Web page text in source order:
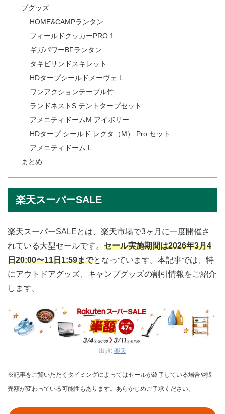
プグッズ
HOME&CAMPランタン
フィールドクッカーPRO.1
ギガパワーBFランタン
タキビサンドスキレット
HDタープシールドメーヴェ L
ワンアクションテーブル竹
ランドネストS テントタープセット
アメニティドームM アイボリー
HDタープ シールド レクタ（M） Pro セット
アメニティドーム L
まとめ
楽天スーパーSALE
楽天スーパーSALEとは、楽天市場で3ヶ月に一度開催さ
れている大型セールです。 セール実施期間は2026年3月4
日20:00〜11日1:59までとなっています。本記事では、特
にアウトドアグッズ、キャンプグッズの割引情報をご紹介
します。
出典: 楽天
※記事をご覧いただくタイミングによってはセールが終了している場合や販
売額が変わっている可能性もあります。あらかじめご了承ください。